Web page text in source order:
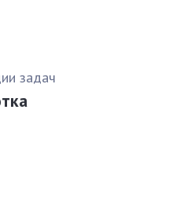
задач